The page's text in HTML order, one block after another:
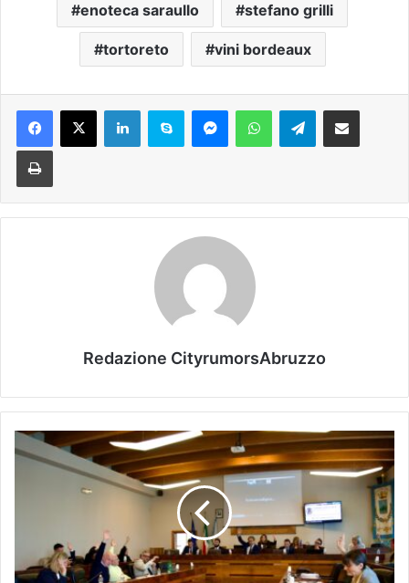
enoteca saraullo stefano grilli
tortoreto vini bordeaux
Telegram
Redazione CityrumorsAbruzzo